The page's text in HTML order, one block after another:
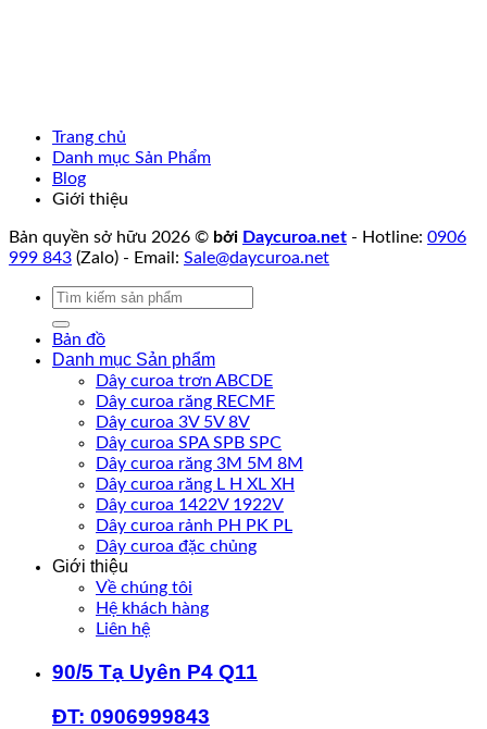
Trang chủ
Danh mục Sản Phẩm
Blog
Giới thiệu
Bản quyền sở hữu 2026 © bởi Daycuroa.net - Hotline: 0906
999 843 (Zalo) - Email: Sale@daycuroa.net
Tìm
Bản đồ
Danh mục Sản phẩm
Dây curoa trơn ABCDE
Dây curoa răng RECMF
Dây curoa 3V 5V 8V
Dây curoa SPA SPB SPC
Dây curoa răng 3M 5M 8M
Dây curoa răng L H XL XH
Dây curoa 1422V 1922V
Dây curoa rảnh PH PK PL
Dây curoa đặc chủng
Giới thiệu
Về chúng tôi
Hệ khách hàng
Liên hệ
90/5 Tạ Uyên P4 Q11
ĐT: 0906999843